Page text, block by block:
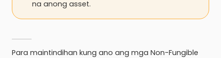
na anong asset.
Para maintindihan kung ano ang mga Non-Fungible